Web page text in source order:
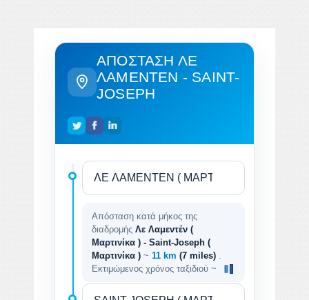
ΑΠΌΣΤΑΣΗ ΛΕ
ΛΑΜΕΝΤΈΝ - SAINT-
JOSEPH
Απόσταση κατά μήκος της
διαδρομής Λε Λαμεντέν (
Μαρτινίκα ) - Saint-Joseph (
Μαρτινίκα ) ~ 11 km (7 miles)
Εκτιμώμενος χρόνος ταξιδιού ~